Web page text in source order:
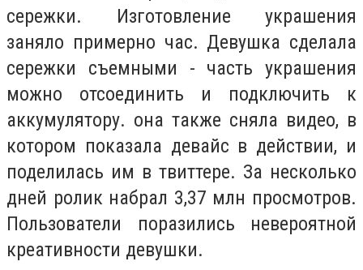
сережки. Изготовление украшения
заняло примерно час. Девушка сделала
сережки съемными - часть украшения
можно отсоединить и подключить к
аккумулятору. она также сняла видео, в
котором показала девайс в действии, и
поделилась им в твиттере. За несколько
дней ролик набрал 3,37 млн просмотров.
Пользователи поразились невероятной
креативности девушки.